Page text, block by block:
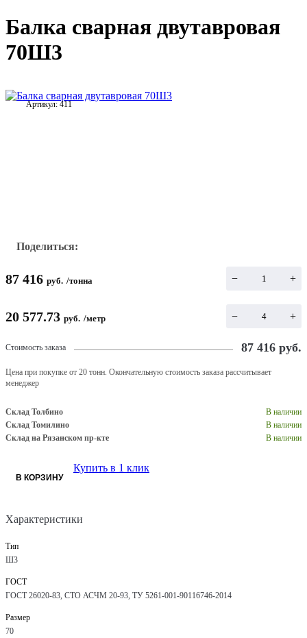
Балка сварная двутавровая
70Ш3
Артикул: 411
Поделиться:
87 416 руб. /тонна − +
20 577.73 руб. /метр − +
Стоимость заказа 87 416 руб.
Цена при покупке от 20 тонн. Окончательную стоимость заказа рассчитывает
менеджер
Склад Толбино
В наличии
Склад Томилино
В наличии
Склад на Рязанском пр-кте
В наличии
В КОРЗИНУ
Купить в 1 клик
Характеристики
Тип
Ш3
ГОСТ
ГОСТ 26020-83, СТО АСЧМ 20-93, ТУ 5261-001-90116746-2014
Размер
70